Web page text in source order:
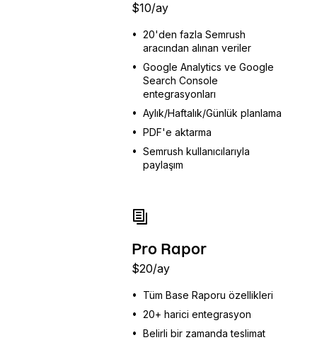
$10/ay
• 20'den fazla Semrush
aracından alınan veriler
• Google Analytics ve Google
Search Console
entegrasyonları
• Aylık/Haftalık/Günlük planlama
• PDF'e aktarma
• Semrush kullanıcılarıyla
paylaşım
Pro Rapor
$20/ay
•
Tüm Base Raporu özellikleri
• 20+ harici entegrasyon
• Belirli bir zamanda teslimat